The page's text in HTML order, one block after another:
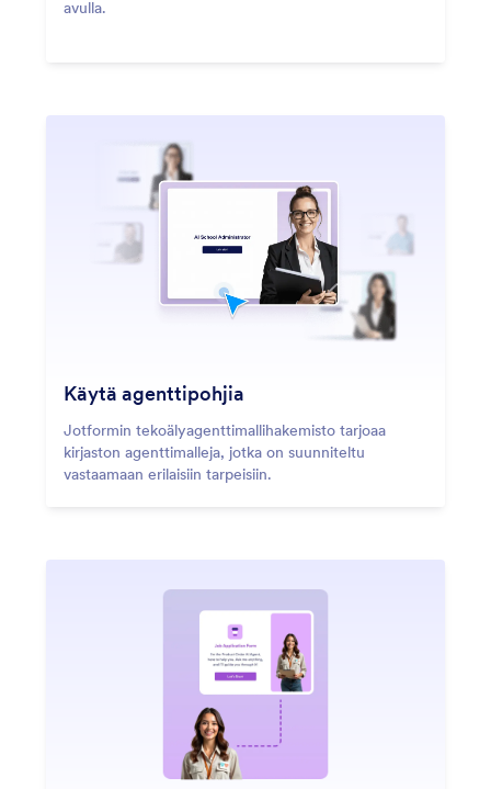
avulla.
Käytä agenttipohjia
Jotformin tekoälyagenttimallihakemisto tarjoaa
kirjaston agenttimalleja, jotka on suunniteltu
vastaamaan erilaisiin tarpeisiin.